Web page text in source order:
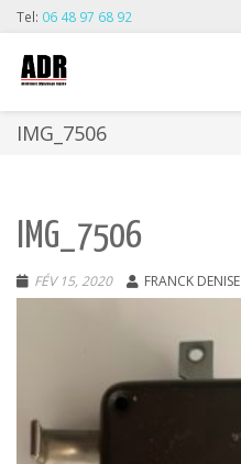
Tel: 06 48 97 68 92
IMG_7506
IMG_7506
FÉV 15, 2020 FRANCK DENISE